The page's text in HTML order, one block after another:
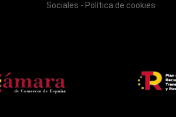
Sociales - Política de cookies